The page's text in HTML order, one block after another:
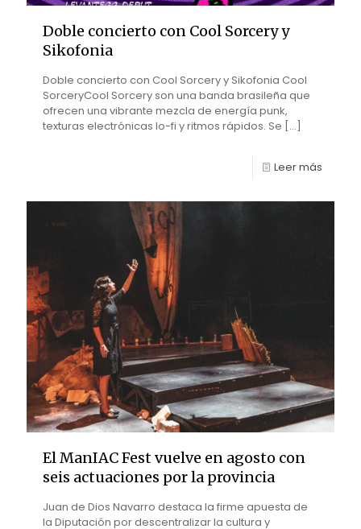
Doble concierto con Cool Sorcery y
Sikofonia
Doble concierto con Cool Sorcery y Sikofonia Cool
SorceryCool Sorcery son una banda brasileña que
ofrecen una vibrante mezcla de energía punk,
texturas electrónicas lo-fi y ritmos rápidos. Se […]
Leer más
El ManIAC Fest vuelve en agosto con
seis actuaciones por la provincia
Juan de Dios Navarro destaca la firme apuesta de
la Diputación por descentralizar la cultura y